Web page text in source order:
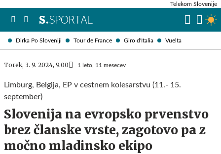
Dirka Po Sloveniji Tour de France Giro d'Italia Vuelta
Telekom Slovenije
Torek, 3. 9. 2024, 9.00 1 leto, 11 mesecev
Limburg, Belgija, EP v cestnem kolesarstvu (11.- 15.
september)
Slovenija na evropsko prvenstvo
brez članske vrste, zagotovo pa z
močno mladinsko ekipo